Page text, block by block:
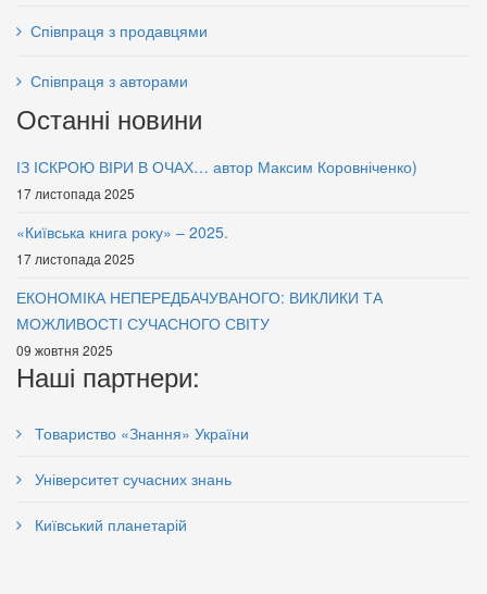
Всього бувало у житті
250 грн.
Вища педагогічна освіта і
99 грн.
Співпраця з продавцями
Співпраця з авторами
Останні новини
ІЗ ІСКРОЮ ВІРИ В ОЧАХ… автор Максим Коровніченко)
17 листопада 2025
«Київська книга року» – 2025.
17 листопада 2025
ЕКОНОМІКА НЕПЕРЕДБАЧУВАНОГО: ВИКЛИКИ ТА
МОЖЛИВОСТІ СУЧАСНОГО СВІТУ
09 жовтня 2025
Наші партнери:
Товариство «Знання» України
Університет сучасних знань
Київський планетарій